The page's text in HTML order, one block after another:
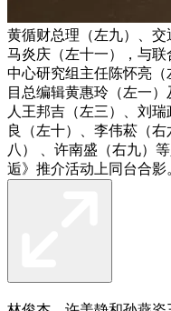
黄循财总理（左九）、
马炎庆（左十一），与
中心研究组主任陈怀亮
目总编辑黄惠玲（左一
人王邦吉（左三）、刘
良（左十）、李伟菘（
八） 、许南盛（右九）
逅》推介活动上同台合影